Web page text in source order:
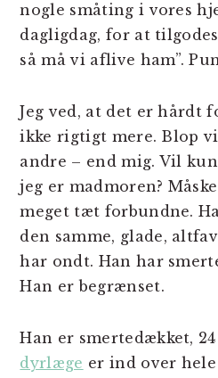
nogle småting i vores
dagligdag, for at
så må vi aflive ham”.
Jeg ved, at det er hårdt
ikke rigtigt mere. Blop
andre – end mig. Vil
jeg er madmoren?
meget tæt forbundne.
den samme, glade,
har ondt. Han har
Han er begrænset.
Han er smertedækket,
dyrlæge er ind over